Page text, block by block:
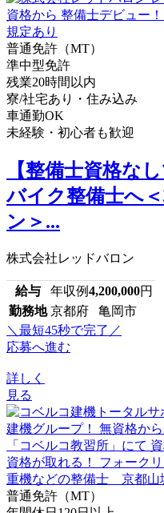
普通免許（MT）
準中型免許
残業20時間以内
寮/社宅あり・住み込み
車通勤OK
未経験・初心者も歓迎
【整備士資格な
バイク整備士へ
ン＞...
株式会社レッドバロン
給与 年収例4,200,000円
勤務地 京都府 亀岡市
＼最短45秒で完了／
応募へ進む
詳しく
見る
普通免許（MT）